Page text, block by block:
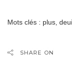
Mots clés : plus,
SHARE ON